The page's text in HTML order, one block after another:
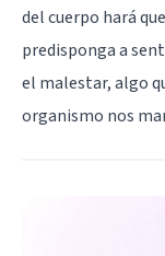
del cuerpo hará
predisponga a
el malestar, algo
organismo nos